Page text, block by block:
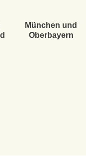
München und
Oberbayern